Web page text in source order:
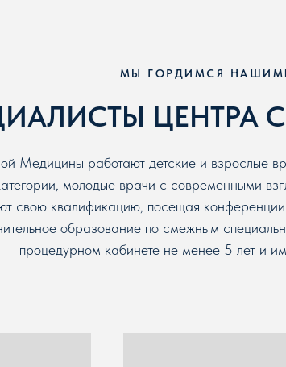
МЫ ГОРДИМСЯ
Медицины работают детские и взрослые
молодые врачи с современными
свою квалификацию, посещая
образование по смежным
процедурном кабинете не менее 5 лет и